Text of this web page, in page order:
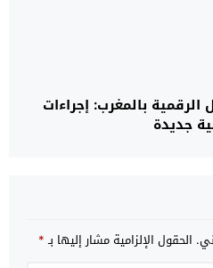
الرقمية بالمغرب: إجراءات
جديدة
الحقول الإلزامية مشار إليها بـ*